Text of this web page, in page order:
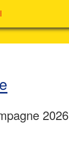
2026